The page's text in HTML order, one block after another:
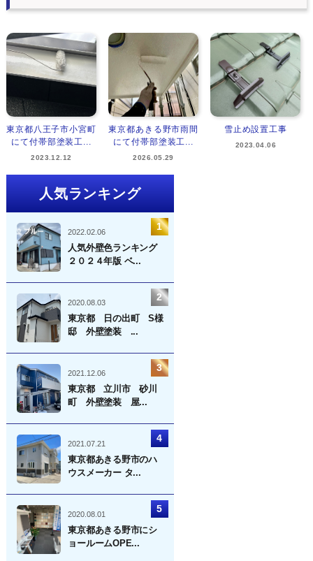
東京都八王子市小宮町
にて付帯部塗装工...
2023.12.12
東京都あきる野市雨間
にて付帯部塗装工...
2026.05.29
雪止め設置工事
2023.04.06
人気ランキング
2022.02.06
人気外壁色ランキング
２０２４年版 ベ...
2020.08.03
東京都 日の出町 S様
邸 外壁塗装 ...
2021.12.06
東京都 立川市 砂川
町 外壁塗装 屋...
2021.07.21
東京都あきる野市のハ
ウスメーカー タ...
2020.08.01
東京都あきる野市にシ
ョールームOPE...